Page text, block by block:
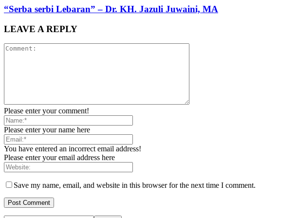
“Serba serbi Lebaran” – Dr. KH. Jazuli Juwaini, MA
LEAVE A REPLY
Please enter your comment!
Please enter your name here
You have entered an incorrect email address!
Please enter your email address here
Save my name, email, and website in this browser for the next time I comment.